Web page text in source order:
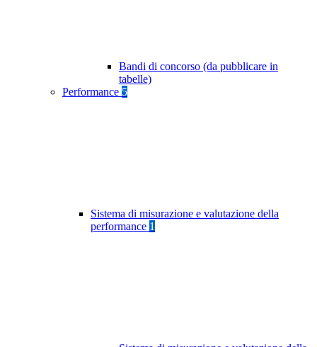
Bandi di concorso (da pubblicare in
tabelle)
Performance 5
Sistema di misurazione e valutazione della
performance 1